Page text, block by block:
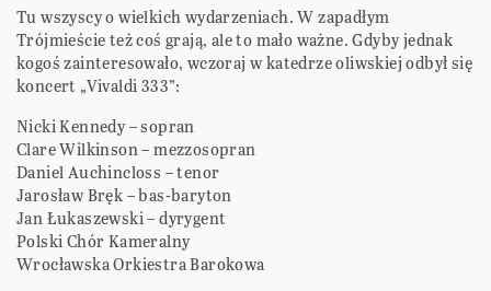
Tu wszyscy o wielkich wydarzeniach. W zapadłym
Trójmieście też coś grają, ale to mało ważne. Gdyby jednak
kogoś zainteresowało, wczoraj w katedrze oliwskiej odbył się
koncert „Vivaldi 333”:
Nicki Kennedy – sopran
Clare Wilkinson – mezzosopran
Daniel Auchincloss – tenor
Jarosław Bręk – bas-baryton
Jan Łukaszewski – dyrygent
Polski Chór Kameralny
Wrocławska Orkiestra Barokowa